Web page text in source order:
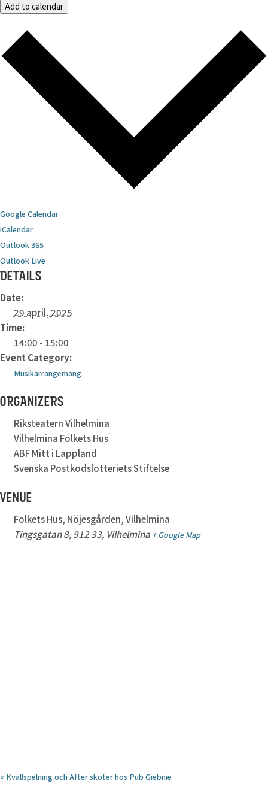
Add to calendar
Google Calendar
iCalendar
Outlook 365
Outlook Live
DETAILS
Date:
29 april, 2025
Time:
14:00 - 15:00
Event Category:
Musikarrangemang
ORGANIZERS
Riksteatern Vilhelmina
Vilhelmina Folkets Hus
ABF Mitt i Lappland
Svenska Postkodslotteriets Stiftelse
VENUE
Folkets Hus, Nöjesgården, Vilhelmina
Tingsgatan 8, 912 33, Vilhelmina + Google Map
« Kvällspelning och After skoter hos Pub Giebnie